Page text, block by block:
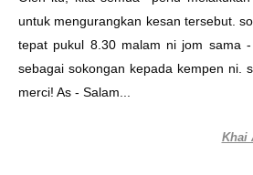
untuk mengurangkan kesan tersebut.
tepat pukul 8.30 malam ni jom sama
sebagai sokongan kepada kempen ni.
merci! As - Salam...
Khai